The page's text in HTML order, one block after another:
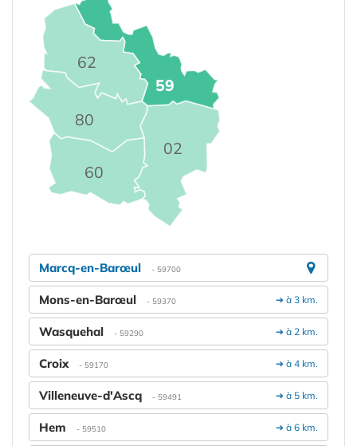
02
59
60
62
80
Marcq-en-Barœul - 59700
➔ à 3 km.
Mons-en-Barœul - 59370
➔ à 2 km.
Wasquehal - 59290
➔ à 4 km.
Croix - 59170
➔ à 5 km.
Villeneuve-d'Ascq - 59491
➔ à 6 km.
Hem - 59510